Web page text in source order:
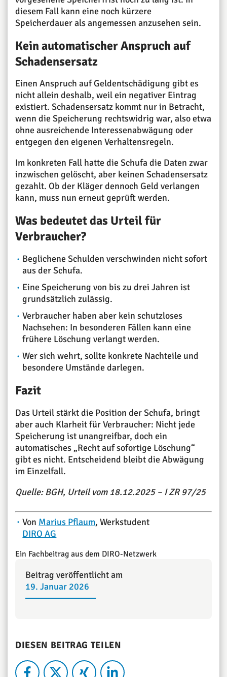
diesem Fall kann eine noch kürzere
Speicherdauer als angemessen anzusehen sein.
Kein automatischer Anspruch auf
Schadensersatz
Einen Anspruch auf Geldentschädigung gibt es
nicht allein deshalb, weil ein negativer Eintrag
existiert. Schadensersatz kommt nur in Betracht,
wenn die Speicherung rechtswidrig war, also etwa
ohne ausreichende Interessenabwägung oder
entgegen den eigenen Verhaltensregeln.
Im konkreten Fall hatte die Schufa die Daten zwar
inzwischen gelöscht, aber keinen Schadensersatz
gezahlt. Ob der Kläger dennoch Geld verlangen
kann, muss nun erneut geprüft werden.
Was bedeutet das Urteil für
Verbraucher?
Beglichene Schulden verschwinden nicht sofort
aus der Schufa.
Eine Speicherung von bis zu drei Jahren ist
grundsätzlich zulässig.
Verbraucher haben aber kein schutzloses
Nachsehen: In besonderen Fällen kann eine
frühere Löschung verlangt werden.
Wer sich wehrt, sollte konkrete Nachteile und
besondere Umstände darlegen.
Fazit
Das Urteil stärkt die Position der Schufa, bringt
aber auch Klarheit für Verbraucher: Nicht jede
Speicherung ist unangreifbar, doch ein
automatisches „Recht auf sofortige Löschung“
gibt es nicht. Entscheidend bleibt die Abwägung
im Einzelfall.
Quelle: BGH, Urteil vom 18.12.2025 – I ZR 97/25
Von Marius Pflaum, Werkstudent
DIRO AG
Ein Fachbeitrag aus dem DIRO-Netzwerk
Beitrag veröffentlicht am
19. Januar 2026
DIESEN BEITRAG TEILEN